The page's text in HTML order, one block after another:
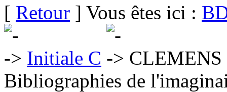
[ Retour ] Vous êtes ici :
Initiale C
CLEMENS
Bibliographies de